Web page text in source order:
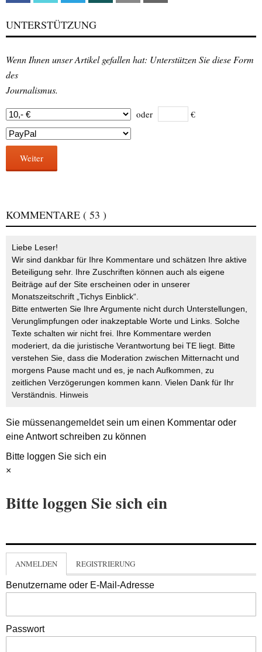
UNTERSTÜTZUNG
Wenn Ihnen unser Artikel gefallen hat: Unterstützen Sie diese Form
des
Journalismus.
oder €
Weiter
KOMMENTARE ( 53 )
Liebe Leser!
Wir sind dankbar für Ihre Kommentare und schätzen Ihre aktive
Beteiligung sehr. Ihre Zuschriften können auch als eigene
Beiträge auf der Site erscheinen oder in unserer
Monatszeitschrift „Tichys Einblick“.
Bitte entwerten Sie Ihre Argumente nicht durch Unterstellungen,
Verunglimpfungen oder inakzeptable Worte und Links. Solche
Texte schalten wir nicht frei. Ihre Kommentare werden
moderiert, da die juristische Verantwortung bei TE liegt. Bitte
verstehen Sie, dass die Moderation zwischen Mitternacht und
morgens Pause macht und es, je nach Aufkommen, zu
zeitlichen Verzögerungen kommen kann. Vielen Dank für Ihr
Verständnis. Hinweis
Sie müssenangemeldetsein um einen Kommentar oder
eine Antwort schreiben zu können
Bitte loggen Sie sich ein
×
Bitte loggen Sie sich ein
ANMELDEN REGISTRIERUNG
Benutzername oder E-Mail-Adresse
Passwort